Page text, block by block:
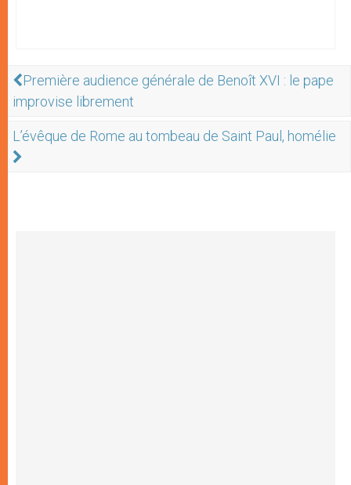
Première audience générale de Benoît XVI : le pape
improvise librement
L’évêque de Rome au tombeau de Saint Paul, homélie